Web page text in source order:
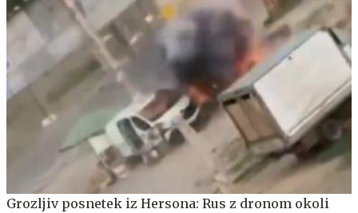
Grozljiv posnetek iz Hersona: Rus z dronom okoli